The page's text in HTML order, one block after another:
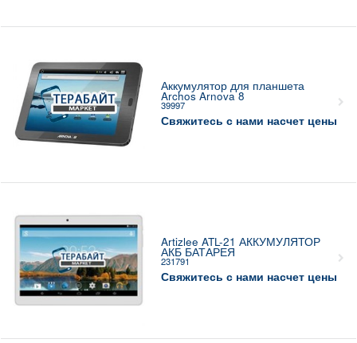
Аккумулятор для планшета
Archos Arnova 8
39997
Свяжитесь с нами насчет цены
Artizlee ATL-21 АККУМУЛЯТОР
АКБ БАТАРЕЯ
231791
Свяжитесь с нами насчет цены